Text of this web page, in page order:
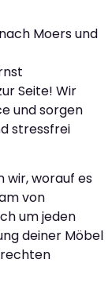
Moers und
Seite! Wir
und sorgen
stressfrei
wir, worauf es
von
um jeden
deiner Möbel